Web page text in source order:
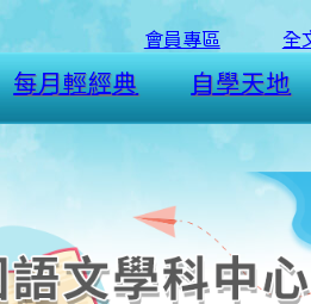
會員專區 全
每月輕經典 自學天地